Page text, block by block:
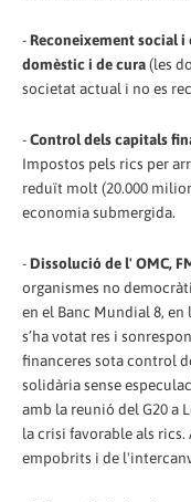
- Reconeixement social
domèstic i de cura(les
societat actual i no es
-Control dels capitals
Impostos pels rics per
reduït molt (20.000
economia submergida.
- Dissolució de l' OMC,
organismes no
en el Banc Mundial 8,
s’ha votat res i
financeres sota control
solidària sense
amb la reunió del G20 a
la crisi favorable als
empobrits i de